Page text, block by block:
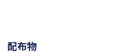
配布物